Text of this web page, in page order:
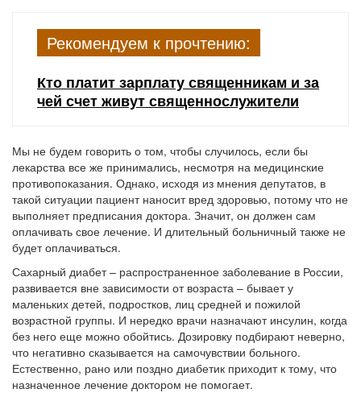
Рекомендуем к прочтению:
Кто платит зарплату священникам и за
чей счет живут священнослужители
Мы не будем говорить о том, чтобы случилось, если бы
лекарства все же принимались, несмотря на медицинские
противопоказания. Однако, исходя из мнения депутатов, в
такой ситуации пациент наносит вред здоровью, потому что не
выполняет предписания доктора. Значит, он должен сам
оплачивать свое лечение. И длительный больничный также не
будет оплачиваться.
Сахарный диабет – распространенное заболевание в России,
развивается вне зависимости от возраста – бывает у
маленьких детей, подростков, лиц средней и пожилой
возрастной группы. И нередко врачи назначают инсулин, когда
без него еще можно обойтись. Дозировку подбирают неверно,
что негативно сказывается на самочувствии больного.
Естественно, рано или поздно диабетик приходит к тому, что
назначенное лечение доктором не помогает.